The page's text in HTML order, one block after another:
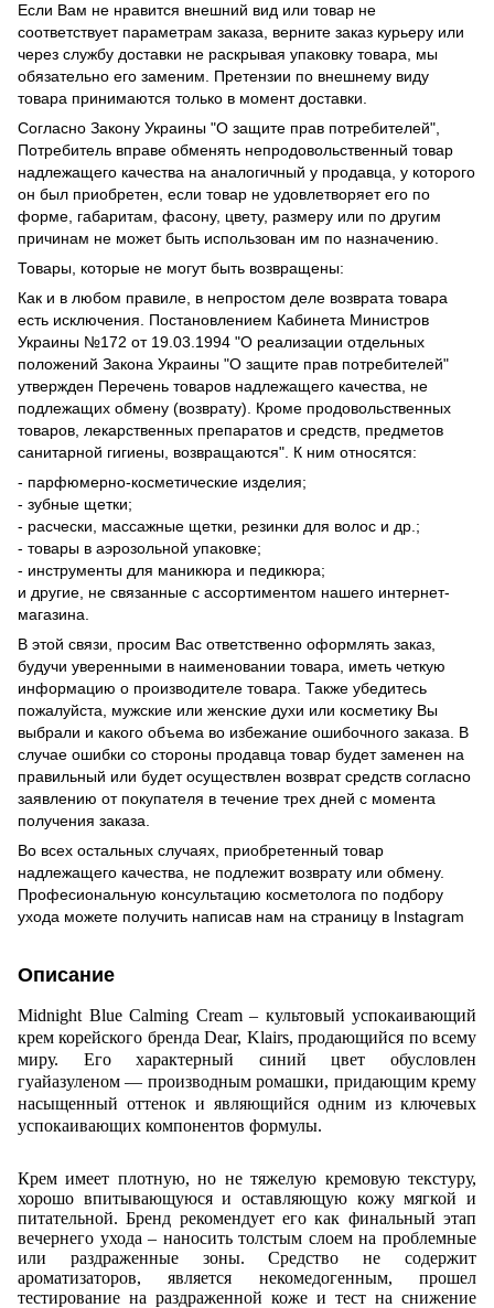
Если Вам не нравится внешний вид или товар не
соответствует параметрам заказа, верните заказ курьеру или
через службу доставки не раскрывая упаковку товара, мы
обязательно его заменим. Претензии по внешнему виду
товара принимаются только в момент доставки.
Согласно Закону Украины "О защите прав потребителей",
Потребитель вправе обменять непродовольственный товар
надлежащего качества на аналогичный у продавца, у которого
он был приобретен, если товар не удовлетворяет его по
форме, габаритам, фасону, цвету, размеру или по другим
причинам не может быть использован им по назначению.
Товары, которые не могут быть возвращены:
Как и в любом правиле, в непростом деле возврата товара
есть исключения. Постановлением Кабинета Министров
Украины №172 от 19.03.1994 "О реализации отдельных
положений Закона Украины "О защите прав потребителей"
утвержден Перечень товаров надлежащего качества, не
подлежащих обмену (возврату). Кроме продовольственных
товаров, лекарственных препаратов и средств, предметов
санитарной гигиены, возвращаются". К ним относятся:
- парфюмерно-косметические изделия;
- зубные щетки;
- расчески, массажные щетки, резинки для волос и др.;
- товары в аэрозольной упаковке;
- инструменты для маникюра и педикюра;
и другие, не связанные с ассортиментом нашего интернет-
магазина.
В этой связи, просим Вас ответственно оформлять заказ,
будучи уверенными в наименовании товара, иметь четкую
информацию о производителе товара. Также убедитесь
пожалуйста, мужские или женские духи или косметику Вы
выбрали и какого объема во избежание ошибочного заказа. В
случае ошибки со стороны продавца товар будет заменен на
правильный или будет осуществлен возврат средств согласно
заявлению от покупателя в течение трех дней с момента
получения заказа.
Во всех остальных случаях, приобретенный товар
надлежащего качества, не подлежит возврату или обмену.
Професиональную консультацию косметолога по подбору
ухода можете получить написав нам на страницу в Instagram
Описание
Midnight Blue Calming Cream – культовый успокаивающий
крем корейского бренда Dear, Klairs, продающийся по всему
миру. Его характерный синий цвет обусловлен
гуайазуленом — производным ромашки, придающим крему
насыщенный оттенок и являющийся одним из ключевых
успокаивающих компонентов формулы.
Крем имеет плотную, но не тяжелую кремовую текстуру,
хорошо впитывающуюся и оставляющую кожу мягкой и
питательной. Бренд рекомендует его как финальный этап
вечернего ухода – наносить толстым слоем на проблемные
или раздраженные зоны. Средство не содержит
ароматизаторов, является некомедогенным, прошел
тестирование на раздраженной коже и тест на снижение